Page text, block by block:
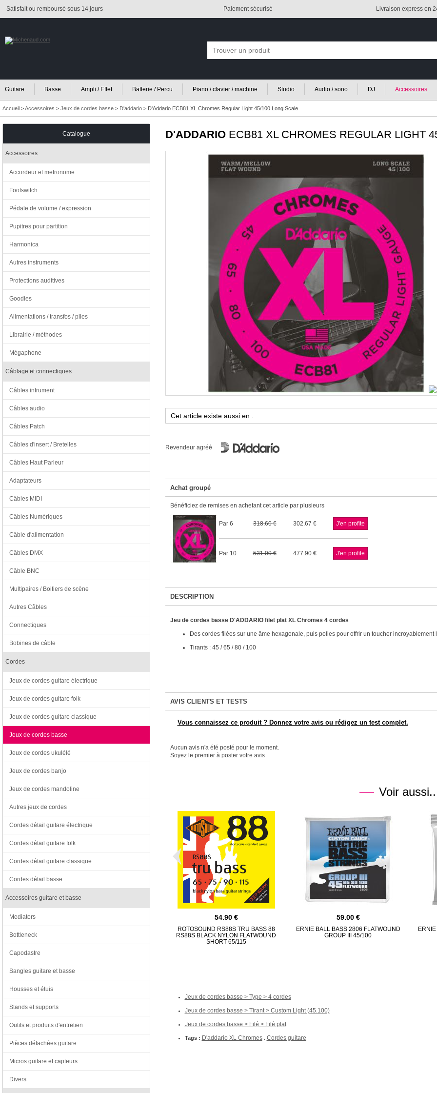
Satisfait ou remboursé sous 14 jours Paiement sécurisé Livraison express en
Guitare Basse Ampli / Effet Batterie / Percu Piano / clavier / machine Studio Audio / sono DJ Accessoires
Accueil >Accessoires > Jeux de cordes basse > D'addario > D'Addario ECB81 XL Chromes Regular Light 45/100 Long Scale
D'ADDARIOECB81 XL CHROMES REGULAR LIGHT
Revendeur agréé
Achat groupé
Bénéficiez de remises en achetant cet article par plusieurs
Par 6 318.60 302.67
Par 10 531.00 477.90
DESCRIPTION
Jeu de cordes basse D'ADDARIO filet plat XL Chromes 4 cordes
Des cordes filées sur une âme hexagonale, puis polies pour offrir un toucher incroyablement
Tirants : 45 / 65 / 80 / 100
AVIS CLIENTS ET TESTS
Vous connaissez ce produit ? Donnez votre avis ou rédigez un test complet.
Aucun avis n'a été posté pour le moment.
Soyez le premier à poster votre avis
Voir
54.90
ROTOSOUND RS88S TRU BASS 88
RS88S BLACK NYLON FLATWOUND
SHORT 65/115
59.00
ERNIE BALL BASS 2806 FLATWOUND
GROUP III 45/100
Jeux de cordes basse > Type > 4 cordes
Jeux de cordes basse > Tirant > Custom Light (45.100)
Jeux de cordes basse > Filé > Filé plat
Tags : D'addario XL Chromes. Cordes guitare
Catalogue
Accessoires
Accordeur et metronome
Footswitch
Pédale de volume / expression
Pupitres pour partition
Harmonica
Autres instruments
Protections auditives
Goodies
Alimentations / transfos / piles
Librairie / méthodes
Mégaphone
Câblage et connectiques
Câbles intrument
Câbles audio
Câbles Patch
Câbles d'insert / Bretelles
Câbles Haut Parleur
Adaptateurs
Câbles MIDI
Câbles Numériques
Câble d'alimentation
Câbles DMX
Câble BNC
Multipaires / Boitiers de scène
Autres Câbles
Connectiques
Bobines de câble
Cordes
Jeux de cordes guitare électrique
Jeux de cordes guitare folk
Jeux de cordes guitare classique
Jeux de cordes basse
Jeux de cordes ukulélé
Jeux de cordes banjo
Jeux de cordes mandoline
Autres jeux de cordes
Cordes détail guitare électrique
Cordes détail guitare folk
Cordes détail guitare classique
Cordes détail basse
Accessoires guitare et basse
Mediators
Bottleneck
Capodastre
Sangles guitare et basse
Housses et étuis
Stands et supports
Outils et produits d'entretien
Pièces détachées guitare
Micros guitare et capteurs
Divers